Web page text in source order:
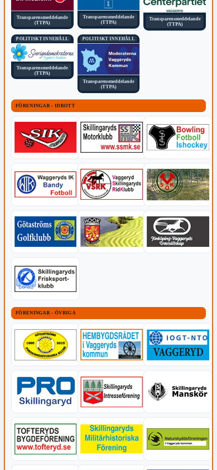
Transparensmeddelande
(TTPA)
Transparensmeddelande
(TTPA)
Transparensmeddelande
(TTPA)
POLITISKT INNEHÅLL
Transparensmeddelande
(TTPA)
POLITISKT INNEHÅLL
Transparensmeddelande
(TTPA)
FÖRENINGAR - IDROTT
FÖRENINGAR - ÖVRIGA